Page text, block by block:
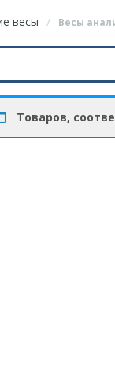
весы / Весы
Товаров,